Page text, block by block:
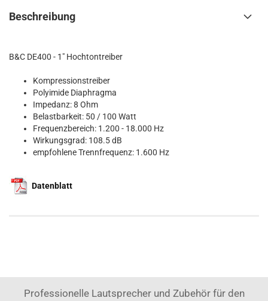
Beschreibung
B&C DE400 - 1" Hochtontreiber
Kompressionstreiber
Polyimide Diaphragma
Impedanz: 8 Ohm
Belastbarkeit: 50 / 100 Watt
Frequenzbereich: 1.200 - 18.000 Hz
Wirkungsgrad: 108.5 dB
empfohlene Trennfrequenz: 1.600 Hz
Datenblatt
Professionelle Lautsprecher und Zubehör für den